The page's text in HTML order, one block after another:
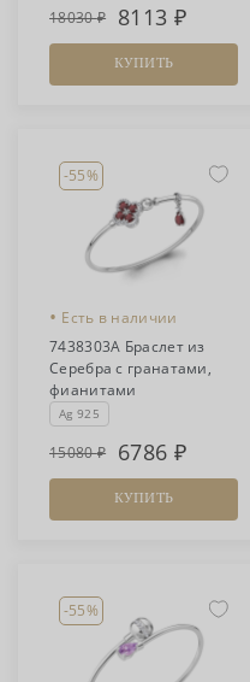
18030 8113
КУПИТЬ
-55%
• Есть в наличии
7438303А Браслет из
Серебра с гранатами,
фианитами
Ag 925
15080 6786
КУПИТЬ
-55%